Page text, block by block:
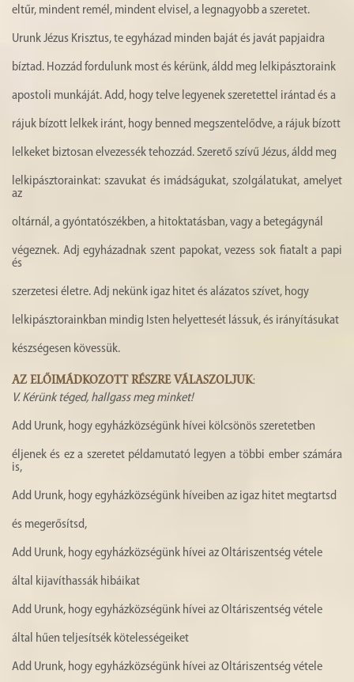
eltűr, mindent remél, mindent elvisel, a legnagyobb a szeretet.
Urunk Jézus Krisztus, te egyházad minden baját és javát papjaidra
bíztad. Hozzád fordulunk most és kérünk, áldd meg lelkipásztoraink
apostoli munkáját. Add, hogy telve legyenek szeretettel irántad és a
rájuk bízott lelkek iránt, hogy benned megszentelődve, a rájuk bízott
lelkeket biztosan elvezessék tehozzád. Szerető szívű Jézus, áldd meg
lelkipásztorainkat: szavukat és imádságukat, szolgálatukat, amelyet
az
oltárnál, a gyóntatószékben, a hitoktatásban, vagy a betegágynál
végeznek. Adj egyházadnak szent papokat, vezess sok fiatalt a papi
és
szerzetesi életre. Adj nekünk igaz hitet és alázatos szívet, hogy
lelkipásztorainkban mindig Isten helyettesét lássuk, és irányításukat
készségesen kövessük.
AZ ELŐIMÁDKOZOTT RÉSZRE VÁLASZOLJUK:
V.Kérünk téged, hallgass meg minket!
Add Urunk, hogy egyházközségünk hívei kölcsönös szeretetben
éljenek és ez a szeretet példamutató legyen a többi ember számára
is,
Add Urunk, hogy egyházközségünk híveiben az igaz hitet megtartsd
és megerősítsd,
Add Urunk, hogy egyházközségünk hívei az Oltáriszentség vétele
által kijavíthassák hibáikat
Add Urunk, hogy egyházközségünk hívei az Oltáriszentség vétele
által hűen teljesítsék kötelességeiket
Add Urunk, hogy egyházközségünk hívei az Oltáriszentség vétele